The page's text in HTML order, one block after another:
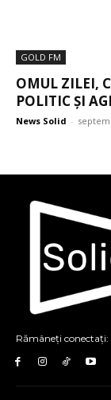
GOLD FM
OMUL ZILEI,
POLITIC ȘI
News Solid -
Rămâneți conectați: